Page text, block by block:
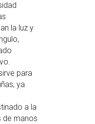
la luz y
para
ya
a la
de manos